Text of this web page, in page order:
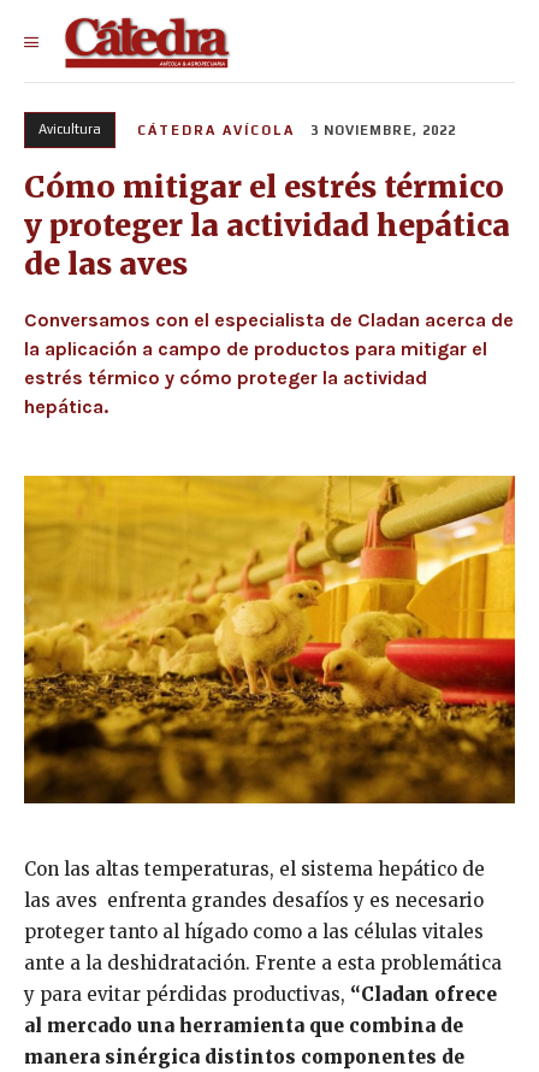
Avicultura CÁTEDRA AVÍCOLA 3 NOVIEMBRE, 2022
Cómo mitigar el estrés térmico
y proteger la actividad hepática
de las aves
Conversamos con el especialista de Cladan acerca de
la aplicación a campo de productos para mitigar el
estrés térmico y cómo proteger la actividad
hepática.
Con las altas temperaturas, el sistema hepático de
las aves enfrenta grandes desafíos y es necesario
proteger tanto al hígado como a las células vitales
ante a la deshidratación. Frente a esta problemática
y para evitar pérdidas productivas, “Cladan ofrece
al mercado una herramienta que combina de
manera sinérgica distintos componentes de